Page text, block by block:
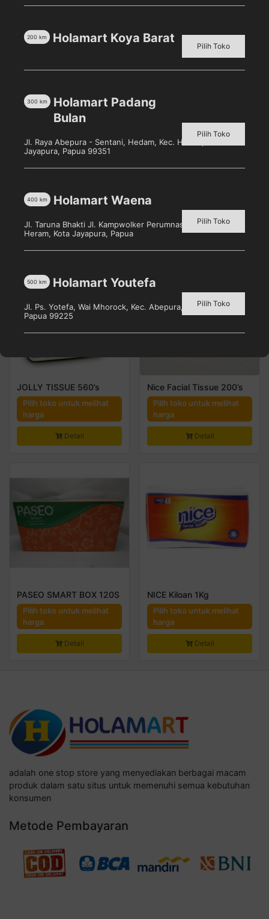
Sendok Scoop Ice Cream Es Krim Scooper Sendok
Es Krim Plastik
Produk Terkait
JOLLY TISSUE 560’s
Pilih toko untuk melihat
harga
Detail
Nice Facial Tissue 200’s
Pilih toko untuk melihat
harga
Detail
PASEO SMART BOX 120S
Pilih toko untuk melihat
harga
Detail
NICE Kiloan 1Kg
Pilih toko untuk melihat
harga
Detail
adalah one stop store yang menyediakan berbagai macam
produk dalam satu situs untuk memenuhi semua kebutuhan
konsumen
Metode Pembayaran
Holamart Koya Barat
200 km
Pilih Toko
Holamart Padang
Bulan
300 km
Jl. Raya Abepura - Sentani, Hedam, Kec. Heram, Kota
Jayapura, Papua 99351
Pilih Toko
Holamart Waena
400 km
Jl. Taruna Bhakti Jl. Kampwolker Perumnas 3, Waena, Kec.
Heram, Kota Jayapura, Papua
Pilih Toko
Holamart Youtefa
500 km
Jl. Ps. Yotefa, Wai Mhorock, Kec. Abepura, Kota Jayapura,
Papua 99225
Pilih Toko